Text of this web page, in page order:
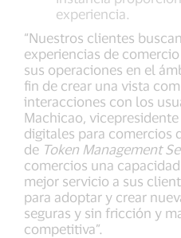
experiencia.
“Nuestros clientes
experiencias de
sus operaciones en el
fin de crear una vista
interacciones con los
Machicao,
digitales para comercios
de Token Management
comercios una
mejor servicio a sus
para adoptar y crear
seguras y sin fricción y
competitiva”.